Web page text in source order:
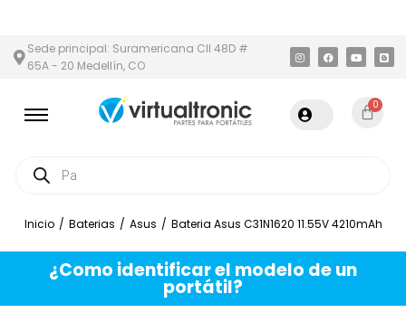
Sede principal: Suramericana Cll 48D #
65A - 20 Medellín, CO
0
Inicio / Baterias / Asus / Bateria Asus C31N1620 11.55V 4210mAh
¿Como identificar el modelo de un
portátil?